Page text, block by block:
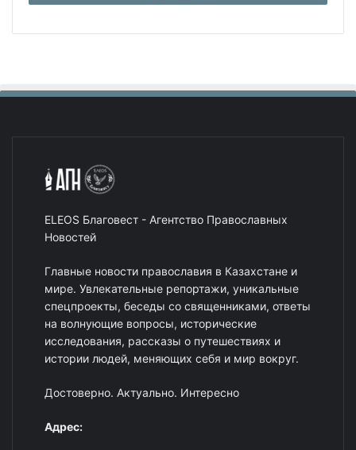
ELEOS Благовест - Агентство Православных
Новостей
Главные новости православия в Казахстане и
мире. Увлекательные репортажи, уникальные
спецпроекты, беседы со священниками, ответы
на волнующие вопросы, исторические
исследования, рассказы о путешествиях и
истории людей, меняющих себя и мир вокруг.
Достоверно. Актуально. Интересно
Адрес: